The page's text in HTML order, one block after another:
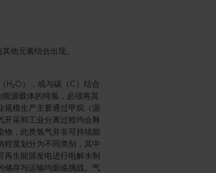
他元素结合出现。
H₂O），或与碳（C）结合
源载体的纯氢，必须将其
模生产主要通过甲烷（源
开采和工业分离过程均会释
物，此类氢气并非可持续能
度划分为不同类别，其中
生能源发电进行电解水制
存与运输均面临挑战。气